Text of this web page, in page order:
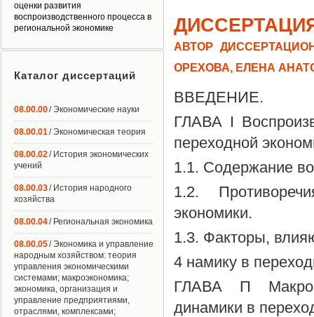
АВТОР
ОРЕХОВА, ЕЛЕНА
ВВЕДЕНИЕ.
ГЛАВА I
переходной
1.1. Содержание
1.2.
экономики.
1.3. Факторы,
4 намику в
ГЛАВА П
динамики в
оценки развития
воспроизводственного процесса в
региональной экономике
Каталог диссертаций
08.00.00/ Экономические науки
08.00.01/ Экономическая теория
08.00.02/ История экономических
учений
08.00.03/ История народного
хозяйства
08.00.04/ Региональная экономика
08.00.05/ Экономика и управление
народным хозяйством: теория
управления экономическими
системами; макроэкономика;
экономика, организация и
управление предприятиями,
отраслями, комплексами;